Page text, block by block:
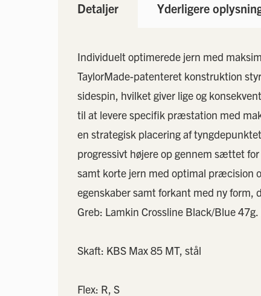
Detaljer Yderligere
Individuelt optimerede jern med
TaylorMade-patenteret konstruktion
sidespin, hvilket giver lige og
til at levere specifik præstation med
en strategisk placering af
progressivt højere op gennem sættet
samt korte jern med optimal præcision
egenskaber samt forkant med ny form,
Greb: Lamkin Crossline Black/Blue 47g.
Skaft: KBS Max 85 MT, stål
Flex: R, S